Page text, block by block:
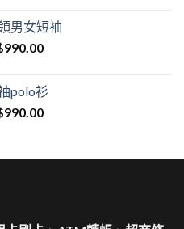
男女短袖
990.00
polo衫
990.00